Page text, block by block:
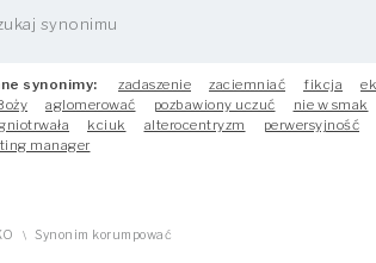
synonimy: zadaszenie zaciemniać fikcja
aglomerować pozbawiony uczuć nie w smak
kciuk alterocentryzm perwersyjność
manager
\ Synonim korumpować